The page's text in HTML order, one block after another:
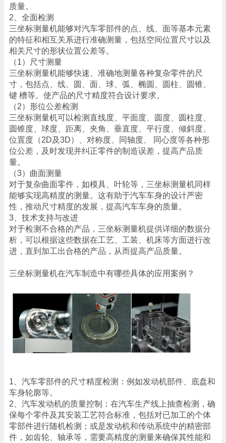
质量。
2、全面检测
三坐标测量机能够对汽车零部件的点、线、面等基本元素
的特征和相互关系进行准确测量，包括空间位置尺寸以及
相关尺寸的形状位置公差等。
（1）尺寸测量
三坐标测量机能够快速、准确地测量各种复杂零件的尺
寸，包括点、线、圆、面、球、弧、椭圆、圆柱、圆锥、
键 槽等。使产品的尺寸精度符合设计要求。
（2）形位公差检测
三坐标测量机可以检测直线度、平面度、圆度、圆柱度、
圆锥度、球度、距离、夹角、垂直度、平行度、倾斜度、
位置度（2D及3D）、对称度、同轴度、 同心度等各种形
位公差，及时发现并纠正零件的制造误差，提高产品质
量。
（3）曲面测量
对于复杂曲面零件，如模具、叶轮等，三坐标测量机同样
能够实现高精度的测量。这有助于汽车车身的设计严密
性，推动尺寸精度的发展，提高汽车车身的质量。
3、技术支持与改进
对于检测不合格的产品，三坐标测量机提供详细的数据分
析，可以根据这些数据在工艺、工装、机床等方面进行改
进，直到加工出合格的产品，从而提高产品质量。
三坐标测量机在汽车制造中有哪些具体的应用案例？
1、汽车零部件的尺寸精度检测：例如发动机部件、底盘和
车身轮廓等。
2、汽车发动机的质量控制：在汽车生产线上抽查检测，确
保每个零件及其安装工艺符合标准，包括对已加工的个体
零部件进行随机检测；或是发动机和传动系统中的精密部
件，如齿轮、轴承等，需要高精度的测量来确保其性能和